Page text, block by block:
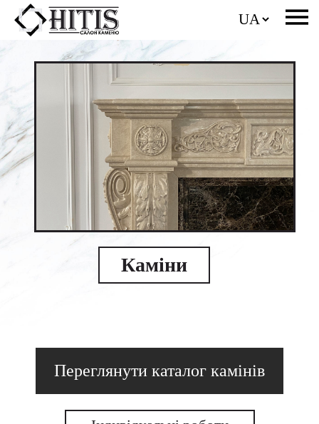
Каміни
Переглянути каталог камінів